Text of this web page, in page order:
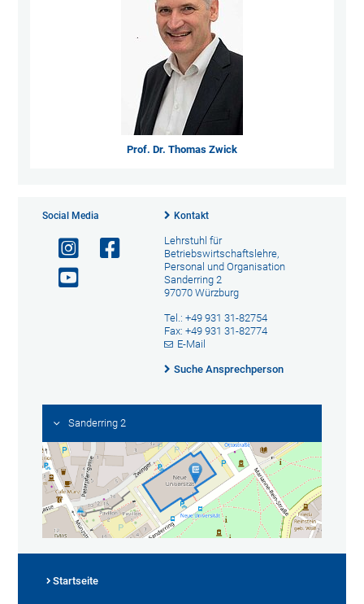
Prof. Dr. Thomas Zwick
Social Media Kontakt
Lehrstuhl für
Betriebswirtschaftslehre,
Personal und Organisation
Sanderring 2
97070 Würzburg
Tel.: +49 931 31-82754
Fax: +49 931 31-82774
E-Mail
Suche Ansprechperson
Sanderring 2
Startseite